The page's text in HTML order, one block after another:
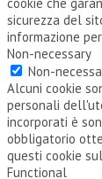
cookie che
sicurezza del
informazione
Non-necessary
Non-
Alcuni cookie
personali
incorporati è
obbligatorio
questi cookie
Functional